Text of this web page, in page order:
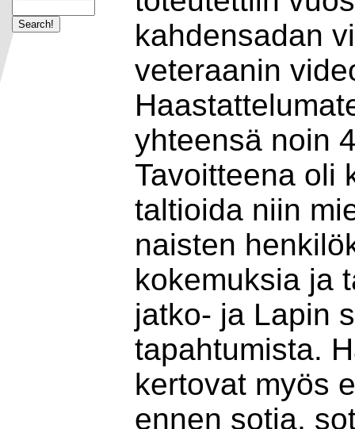
kahdensadan
veteraanin
yhteensä noin
Tavoitteena oli
taltioida niin
naisten
kokemuksia ja
jatko- ja Lapin
tapahtumista.
kertovat myös
ennen sotia,